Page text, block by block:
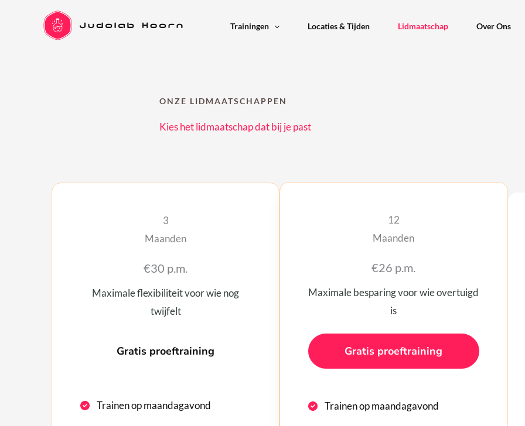
Trainingen Locaties & Tijden Lidmaatschap Over Ons
ONZE LIDMAATSCHAPPEN
Kies het lidmaatschap dat bij je past
3
Maanden
€30 p.m.
Maximale flexibiliteit voor wie nog
twijfelt
Gratis proeftraining
Trainen op maandagavond
12
Maanden
€26 p.m.
Maximale besparing voor wie overtuigd
is
Gratis proeftraining
Trainen op maandagavond